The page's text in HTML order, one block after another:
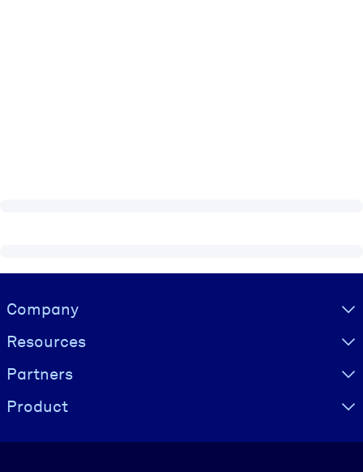
Visually hidden Text
Company
Resources
Partners
Product